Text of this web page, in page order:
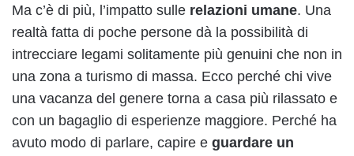
Ma c’è di più, l’impatto sulle relazioni umane. Una
realtà fatta di poche persone dà la possibilità di
intrecciare legami solitamente più genuini che non in
una zona a turismo di massa. Ecco perché chi vive
una vacanza del genere torna a casa più rilassato e
con un bagaglio di esperienze maggiore. Perché ha
avuto modo di parlare, capire e guardare un